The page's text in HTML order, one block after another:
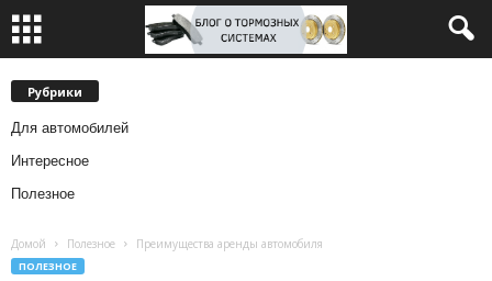
Рубрики
Для автомобилей
Интересное
Полезное
Домой Полезное Преимущества аренды автомобиля
ПОЛЕЗНОЕ